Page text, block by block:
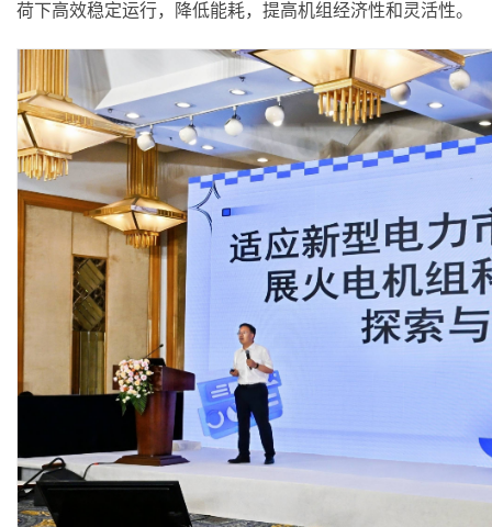
荷下高效稳定运行，降低能耗，提高机组经济性和灵活性。